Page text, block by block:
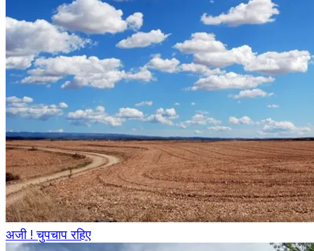
अजी ! चुपचाप रहिए